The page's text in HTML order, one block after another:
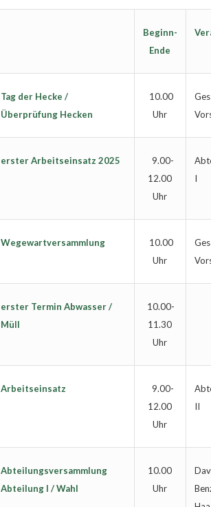
Beginn-
Ende
Tag der Hecke /
Überprüfung Hecken
10.00
Uhr
erster Arbeitseinsatz 2025
9.00-
12.00
Uhr
I
Wegewartversammlung
10.00
Uhr
erster Termin Abwasser /
Müll
10.00-
11.30
Uhr
Arbeitseinsatz
9.00-
12.00
Uhr
II
Abteilungsversammlung
Abteilung I / Wahl
10.00
Uhr